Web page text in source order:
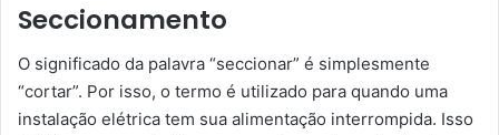
Seccionamento
O significado da palavra “seccionar” é simplesmente
“cortar”. Por isso, o termo é utilizado para quando uma
instalação elétrica tem sua alimentação interrompida. Isso